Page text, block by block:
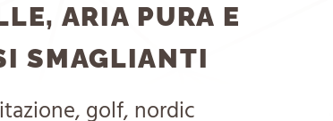
ARIA PURA E
SMAGLIANTI
golf, nordic